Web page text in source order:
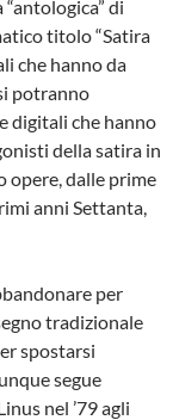
di
titolo “Satira
che hanno da
potranno
digitali che hanno
della satira in
opere, dalle prime
anni Settanta,
per
tradizionale
spostarsi
segue
nel ’79 agli